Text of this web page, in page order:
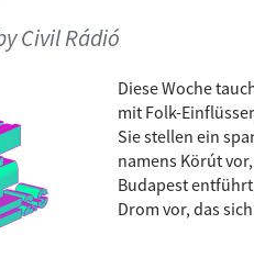
Civil Rádió
Diese Woche
mit Folk-
Sie stellen ein
namens Körút
Budapest
Drom vor, das